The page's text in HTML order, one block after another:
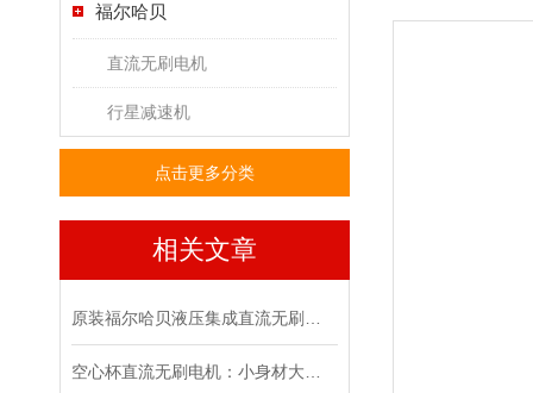
福尔哈贝
直流无刷电机
行星减速机
点击更多分类
相关文章